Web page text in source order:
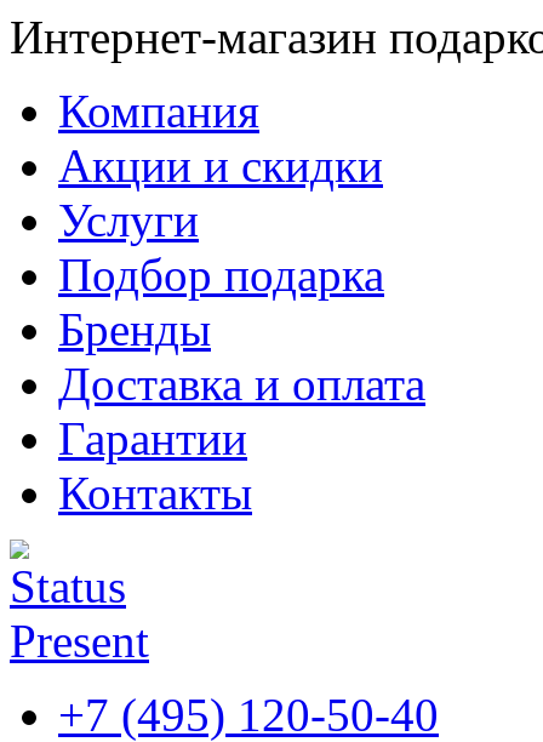
Интернет-магазин
Компания
Акции и скидки
Услуги
Подбор подарка
Бренды
Доставка и оплата
Гарантии
Контакты
+7 (495) 120-50-40